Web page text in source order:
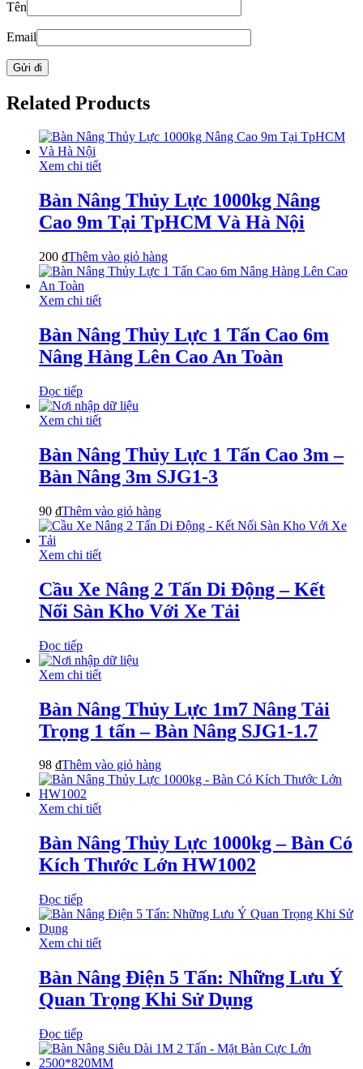
Tên
Email
Related Products
Xem chi tiết
Bàn Nâng Thủy Lực 1000kg Nâng
Cao 9m Tại TpHCM Và Hà Nội
200 ₫Thêm vào giỏ hàng
Xem chi tiết
Bàn Nâng Thủy Lực 1 Tấn Cao 6m
Nâng Hàng Lên Cao An Toàn
Đọc tiếp
Xem chi tiết
Bàn Nâng Thủy Lực 1 Tấn Cao 3m –
Bàn Nâng 3m SJG1-3
90 ₫Thêm vào giỏ hàng
Xem chi tiết
Cầu Xe Nâng 2 Tấn Di Động – Kết
Nối Sàn Kho Với Xe Tải
Đọc tiếp
Xem chi tiết
Bàn Nâng Thủy Lực 1m7 Nâng Tải
Trọng 1 tấn – Bàn Nâng SJG1-1.7
98 ₫Thêm vào giỏ hàng
Xem chi tiết
Bàn Nâng Thủy Lực 1000kg – Bàn Có
Kích Thước Lớn HW1002
Đọc tiếp
Xem chi tiết
Bàn Nâng Điện 5 Tấn: Những Lưu Ý
Quan Trọng Khi Sử Dụng
Đọc tiếp